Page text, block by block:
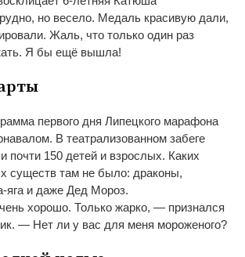
но весело. Медаль красивую дали,
Жаль, что только один раз
Я бы ещё вышла!
первого дня Липецкого марафона
В театрализованном забеге
почти 150 детей и взрослых. Каких
существ там не было: драконы,
яга и даже Дед Мороз.
хорошо. Только жарко, — признался
— Нет ли у вас для меня мороженого?